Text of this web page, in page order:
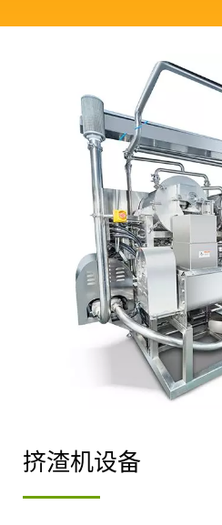
挤渣机设备